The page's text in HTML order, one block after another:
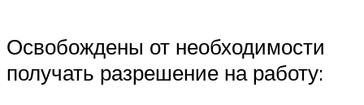
Освобождены от необходимости
получать разрешение на работу: